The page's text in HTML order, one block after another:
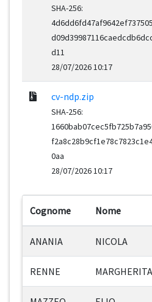
SHA-256:
d11
28/07/2026 10:17
cv-ndp.zip
SHA-256:
0aa
28/07/2026 10:17
Cognome Nome
ANANIA NICOLA
RENNE MARGHERITA